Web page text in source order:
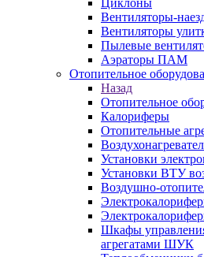
Циклоны
Вентиляторы-
Вентиляторы
Пылевые
Аэраторы ПАМ
Отопительное
Назад
Отопительное
Калориферы
Отопительные
Установки
Установки ВТУ
Воздушно-
Шкафы
агрегатами ШУК